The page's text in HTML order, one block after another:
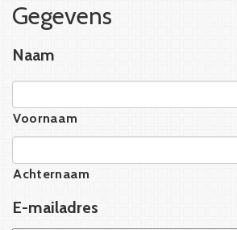
Gegevens
Naam
Voornaam
Achternaam
E-mailadres